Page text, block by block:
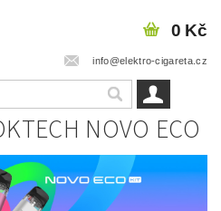
info@elektro-cigareta.cz
0 Kč
NOVO ECO